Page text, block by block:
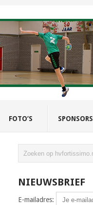
FOTO’S SPONSORS
NIEUWSBRIEF
E-mailadres: